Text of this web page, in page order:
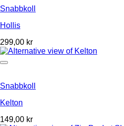
Snabbkoll
Hollis
299,00 kr
Snabbkoll
Kelton
149,00 kr